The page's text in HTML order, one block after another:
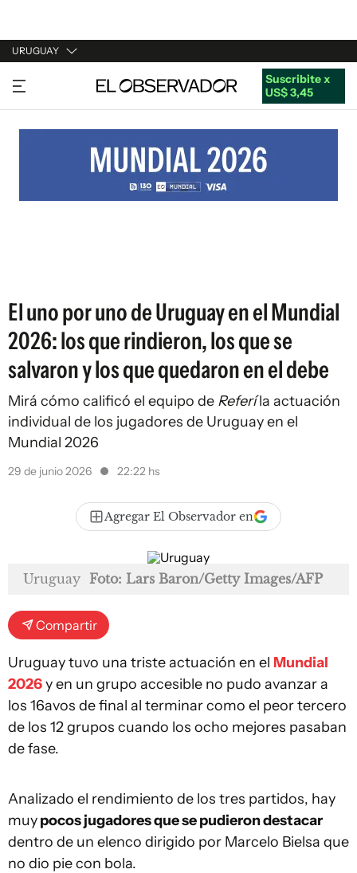
URUGUAY
URUGUAY
ARGENTINA
ESTADOS UNIDOS
Suscribite x
US$ 3,45
El uno por uno de Uruguay en el Mundial
2026: los que rindieron, los que se
salvaron y los que quedaron en el debe
Mirá cómo calificó el equipo de Referíla actuación
individual de los jugadores de Uruguay en el
Mundial 2026
29 de junio 2026 22:22 hs
Agregar El Observador en
Uruguay Foto: Lars Baron/Getty Images/AFP
Compartir
Uruguay tuvo una triste actuación en el Mundial
2026y en un grupo accesible no pudo avanzar a
los 16avos de final al terminar como el peor tercero
de los 12 grupos cuando los ocho mejores pasaban
de fase.
Analizado el rendimiento de los tres partidos, hay
muypocos jugadores que se pudieron destacar
dentro de un elenco dirigido por Marcelo Bielsa que
no dio pie con bola.